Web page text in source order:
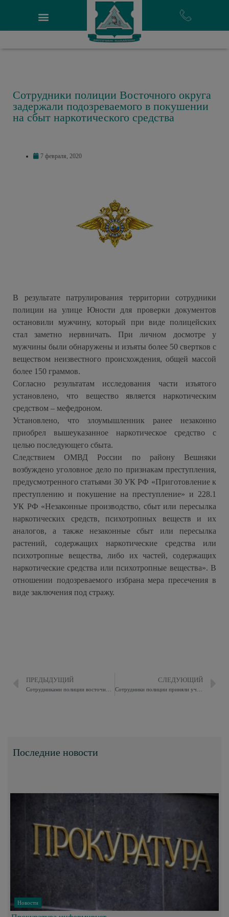
Сотрудники полиции Восточного округа
задержали подозреваемого в покушении
на сбыт наркотического средства
7 февраля, 2020
В результате патрулирования территории сотрудники
полиции на улице Юности для проверки документов
остановили мужчину, который при виде полицейских
стал заметно нервничать. При личном досмотре у
мужчины были обнаружены и изъяты более 50 свертков с
веществом неизвестного происхождения, общей массой
более 150 граммов.
Согласно результатам исследования части изъятого
установлено, что вещество является наркотическим
средством – мефедроном.
Установлено, что злоумышленник ранее незаконно
приобрел вышеуказанное наркотическое средство с
целью последующего сбыта.
Следствием ОМВД России по району Вешняки
возбуждено уголовное дело по признакам преступления,
предусмотренного статьями 30 УК РФ «Приготовление к
преступлению и покушение на преступление» и 228.1
УК РФ «Незаконные производство, сбыт или пересылка
наркотических средств, психотропных веществ и их
аналогов, а также незаконные сбыт или пересылка
растений, содержащих наркотические средства или
психотропные вещества, либо их частей, содержащих
наркотические средства или психотропные вещества». В
отношении подозреваемого избрана мера пресечения в
виде заключения под стражу.
ПРЕДЫДУЩИЙ СЛЕДУЮЩИЙ
Последние новости
Новости